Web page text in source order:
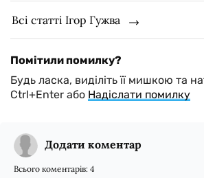
Всі статті Ігор Гужва
Помітили помилку?
Будь ласка, виділіть її мишкою та
Ctrl+Enter або Надіслати помилку
Додати коментар
Всього коментарів: 4